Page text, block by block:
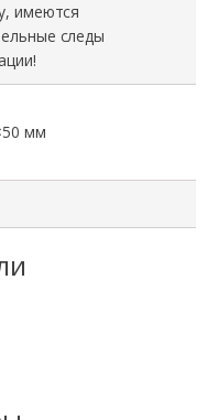
имеются
следы
мм